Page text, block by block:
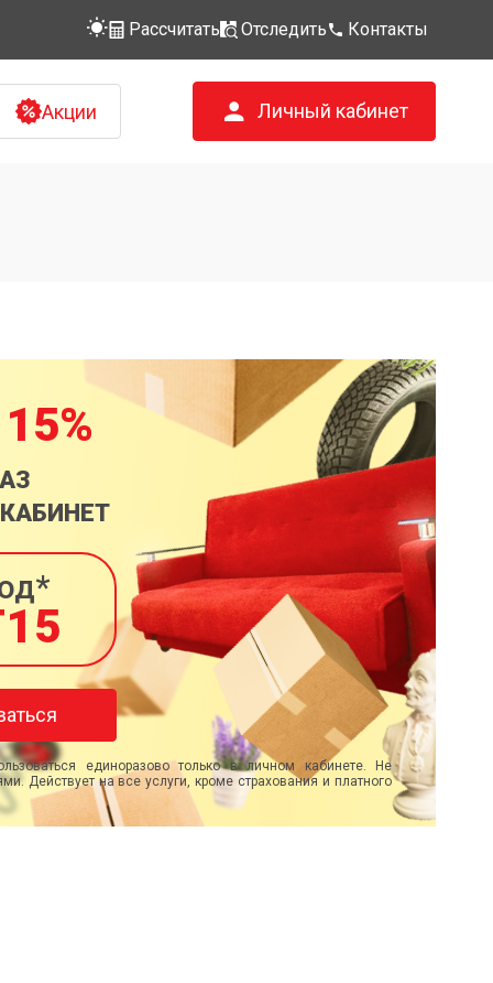
Рассчитать Отследить Контакты
Акции Личный кабинет
единоразово только в личном кабинете. Не
Действует на все услуги, кроме страхования и платного